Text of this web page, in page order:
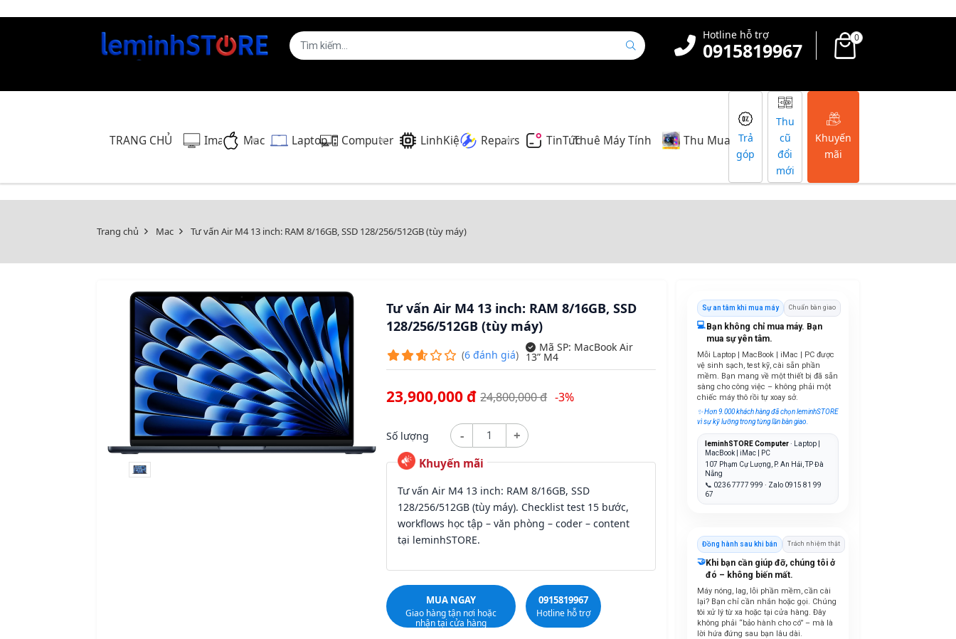
Hotline hỗ trợ
0915819967
0
TRANG CHỦ Imac Mac Laptop Computer LinhKiện Repairs TinTứcThuê Máy Tính Thu Mua
Trả
góp
Thu
cũ
đổi
mới
Khuyến
mãi
Trang chủ Mac Tư vấn Air M4 13 inch: RAM 8/16GB, SSD 128/256/512GB (tùy máy)
Tư vấn Air M4 13 inch: RAM 8/16GB, SSD
128/256/512GB (tùy máy)
(6đánh giá)
Mã SP: MacBook Air
13” M4
23,900,000 đ 24,800,000 đ -3%
Số lượng - +
Tư vấn Air M4 13 inch: RAM 8/16GB, SSD
128/256/512GB (tùy máy). Checklist test 15 bước,
workflows học tập – văn phòng – coder – content
tại leminhSTORE.
MUA NGAY
Giao hàng tận nơi hoặc
nhận tại cửa hàng
0915819967
Hotline hỗ trợ
Sự an tâm khi mua máy Chuẩn bàn giao
💻 Bạn không chỉ mua máy. Bạn
mua sự yên tâm.
Mỗi Laptop | MacBook | iMac | PC được
vệ sinh sạch, test kỹ, cài sẵn phần
mềm. Bạn mang về một thiết bị đã sẵn
sàng cho công việc – không phải một
chiếc máy thô rồi tự xoay sở.
✨ Hơn 9.000 khách hàng đã chọn leminhSTORE
vì sự kỹ lưỡng trong từng lần bàn giao.
leminhSTORE Computer· Laptop |
MacBook | iMac | PC
107 Phạm Cự Lượng, P. An Hải, TP Đà
Nẵng
📞 0236 7777 999 · Zalo 0915 81 99
67
Đồng hành sau khi bán Trách nhiệm thật
🤝Khi bạn cần giúp đỡ, chúng tôi ở
đó – không biến mất.
Máy nóng, lag, lỗi phần mềm, cần cài
lại? Bạn chỉ cần nhắn hoặc gọi. Chúng
tôi xử lý từ xa hoặc tại cửa hàng. Đây
không phải “bảo hành cho có” – mà là
lời hứa đứng sau bạn lâu dài.